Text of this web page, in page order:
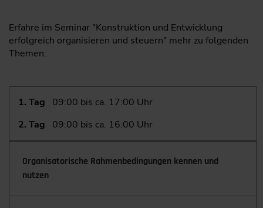
Erfahre im Seminar "Konstruktion und Entwicklung
erfolgreich organisieren und steuern" mehr zu folgenden
Themen:
1. Tag
09:00 bis ca. 17:00 Uhr
2. Tag
09:00 bis ca. 16:00 Uhr
Organisatorische Rahmenbedingungen kennen und
nutzen